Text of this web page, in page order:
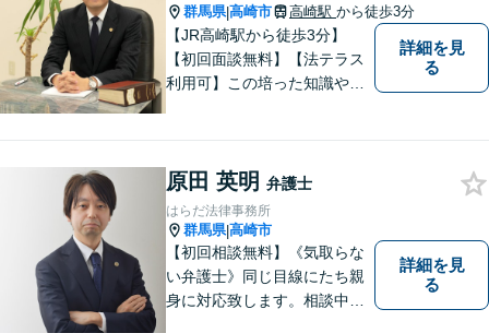
群馬県|高崎市 高崎駅 から徒歩3分
【JR高崎駅から徒歩3分】
【初回面談無料】【法テラス
利用可】この培った知識や経
す。お気軽にご相談くださ
い。
詳細を見
る
原田 英明 弁護士
はらだ法律事務所
群馬県|高崎市
【初回相談無料】《気取らな
い弁護士》同じ目線にたち親
身に対応致します。相談中も
詳細を見
る